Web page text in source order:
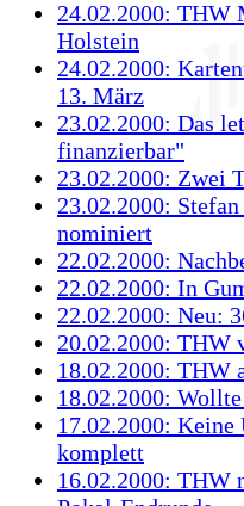
24.02.2000: THW
Holstein
24.02.2000:
13. März
23.02.2000: Das
finanzierbar"
23.02.2000: Zwei
23.02.2000:
nominiert
22.02.2000:
22.02.2000: In
22.02.2000: Neu:
20.02.2000: THW
18.02.2000: THW
18.02.2000:
17.02.2000: Keine
komplett
16.02.2000: THW